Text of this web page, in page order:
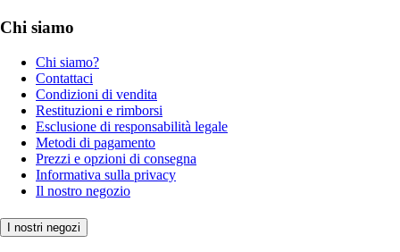
Chi siamo
Chi siamo?
Contattaci
Condizioni di vendita
Restituzioni e rimborsi
Esclusione di responsabilità legale
Metodi di pagamento
Prezzi e opzioni di consegna
Informativa sulla privacy
Il nostro negozio
I nostri negozi